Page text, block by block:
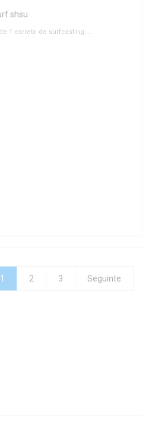
shsu
1 carreto de surfcasting ...
1 2 3 Seguinte